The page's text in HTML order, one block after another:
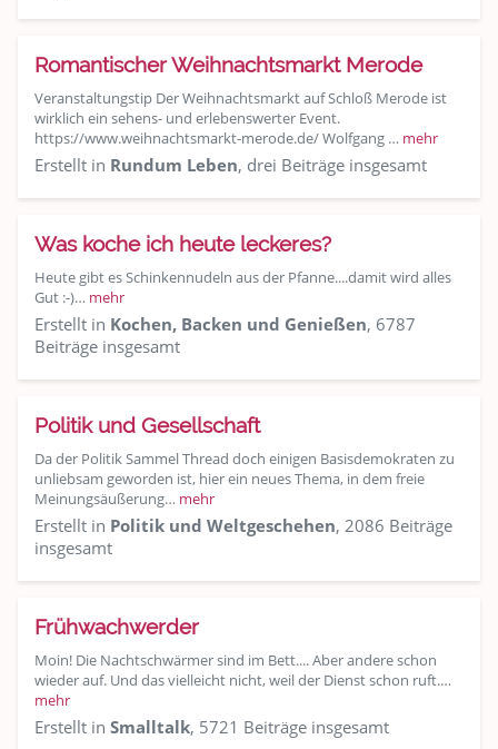
Romantischer Weihnachtsmarkt Merode
Veranstaltungstip Der Weihnachtsmarkt auf Schloß Merode ist
wirklich ein sehens- und erlebenswerter Event.
https://www.weihnachtsmarkt-merode.de/ Wolfgang … mehr
Erstellt in Rundum Leben, drei Beiträge insgesamt
Was koche ich heute leckeres?
Heute gibt es Schinkennudeln aus der Pfanne....damit wird alles
Gut :-)… mehr
Erstellt in Kochen, Backen und Genießen, 6787
Beiträge insgesamt
Politik und Gesellschaft
Da der Politik Sammel Thread doch einigen Basisdemokraten zu
unliebsam geworden ist, hier ein neues Thema, in dem freie
Meinungsäußerung… mehr
Erstellt in Politik und Weltgeschehen, 2086 Beiträge
insgesamt
Frühwachwerder
Moin! Die Nachtschwärmer sind im Bett.... Aber andere schon
wieder auf. Und das vielleicht nicht, weil der Dienst schon ruft.…
mehr
Erstellt in Smalltalk, 5721 Beiträge insgesamt